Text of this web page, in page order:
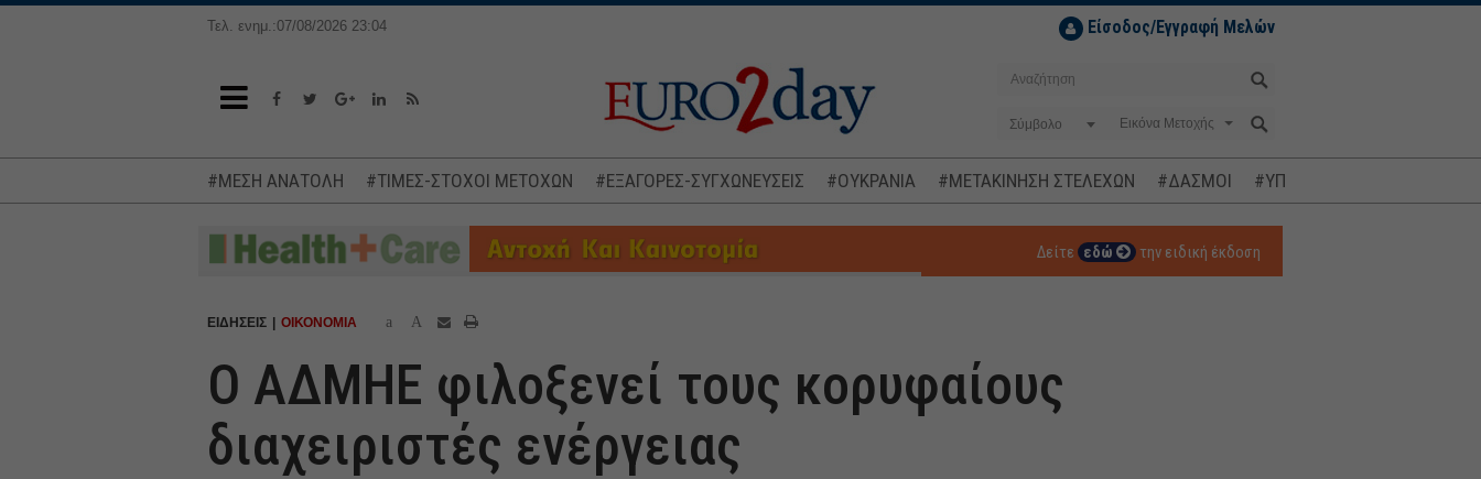
Τελ. ενημ.:07/08/2026 23:04 Είσοδος/Εγγραφή Μελών
Σύμβολο
#ΜΕΣΗ ΑΝΑΤΟΛΗ #ΤΙΜΕΣ-ΣΤΟΧΟΙ ΜΕΤΟΧΩΝ #ΕΞΑΓΟΡΕΣ-ΣΥΓΧΩΝΕΥΣΕΙΣ #ΟΥΚΡΑΝΙΑ #ΜΕΤΑΚΙΝΗΣΗ ΣΤΕΛΕΧΩΝ #ΔΑΣΜΟΙ #ΥΠΟΚΛΟΠΕΣ
Δείτε εδώ την ειδική έκδοση
ΕΙΔΗΣΕΙΣ ΟΙΚΟΝΟΜΙΑ a A
Ο ΑΔΜΗΕ φιλοξενεί τους κορυφαίους
διαχειριστές ενέργειας